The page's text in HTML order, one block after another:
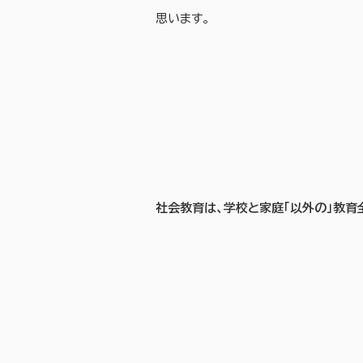
思います。
社会教育は、学校と家庭「以外の」教育